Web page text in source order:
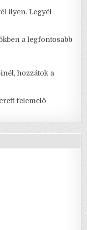
ilyen. Legyél
a legfontosabb
hozzátok a
felemelő